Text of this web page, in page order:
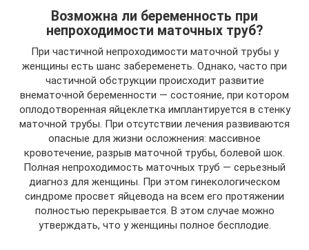
Возможна ли беременность при
непроходимости маточных труб?
При частичной непроходимости маточной трубы у
женщины есть шанс забеременеть. Однако, часто при
частичной обструкции происходит развитие
внематочной беременности — состояние, при котором
оплодотворенная яйцеклетка имплантируется в стенку
маточной трубы. При отсутствии лечения развиваются
опасные для жизни осложнения: массивное
кровотечение, разрыв маточной трубы, болевой шок.
Полная непроходимость маточных труб — серьезный
диагноз для женщины. При этом гинекологическом
синдроме просвет яйцевода на всем его протяжении
полностью перекрывается. В этом случае можно
утверждать, что у женщины полное бесплодие.